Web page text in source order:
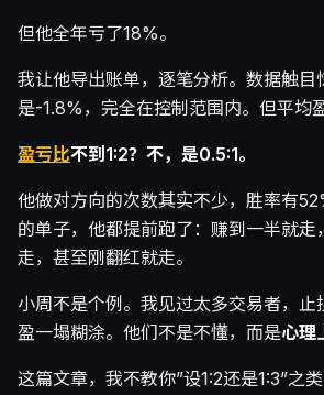
但他全年亏了18%。
我让他导出账单，逐笔分析。数据触目
是-1.8%，完全在控制范围内。但平均
盈亏比不到1:2？不，是0.5:1。
他做对方向的次数其实不少，胜率有
的单子，他都提前跑了：赚到一半就走
走，甚至刚翻红就走。
小周不是个例。我见过太多交易者，止
盈一塌糊涂。他们不是不懂，而是心理
这篇文章，我不教你”设1:2还是1:3”之